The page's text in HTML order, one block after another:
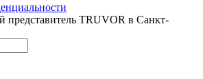
TRUVOR в Санкт-